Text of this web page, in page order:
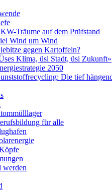
Träume auf dem Prüfstand
Wind um Wind
gegen Kartoffeln?
Klima, üsi Stadt, üsi Zukunft»
2050
Die tief
für alle
werden